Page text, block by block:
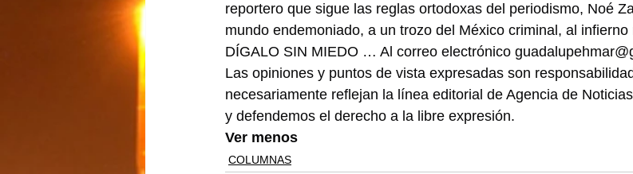
reportero que sigue las reglas ortodoxas del periodismo, Noé
mundo endemoniado, a un trozo del México criminal, al infierno
DÍGALO SIN MIEDO … Al correo electrónico
Las opiniones y puntos de vista expresadas son
necesariamente reflejan la línea editorial de Agencia de
y defendemos el derecho a la libre expresión.
Ver menos
COLUMNAS